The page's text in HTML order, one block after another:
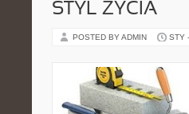
STYL ŻYCIA
POSTED BY ADMIN STY